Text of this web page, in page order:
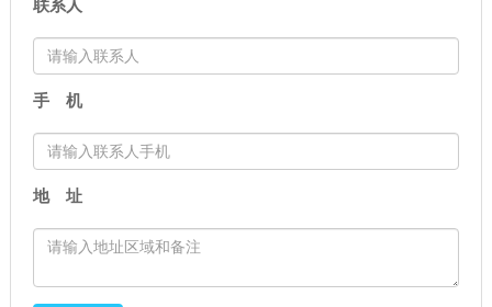
https://www.vlakala.com
联系人
手 机
地 址